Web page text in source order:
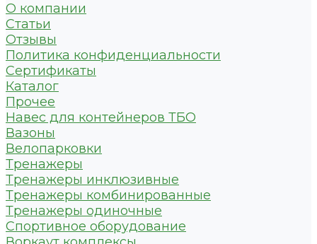
О компании
Статьи
Отзывы
Политика конфиденциальности
Сертификаты
Каталог
Прочее
Навес для контейнеров ТБО
Вазоны
Велопарковки
Тренажеры
Тренажеры инклюзивные
Тренажеры комбинированные
Тренажеры одиночные
Спортивное оборудование